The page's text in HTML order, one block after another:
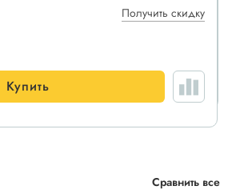
Получить скидку
Купить
Сравнить все